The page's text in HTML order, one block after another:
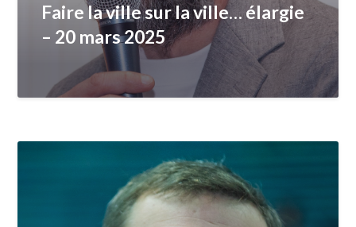
Faire la ville sur la ville… élargie
– 20 mars 2025